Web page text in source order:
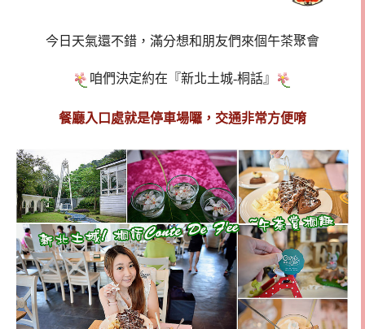
今日天氣還不錯，滿分想和朋友們來個午茶聚會
咱們決定約在『新北土城-桐話』
餐廳入口處就是停車場囉，交通非常方便唷